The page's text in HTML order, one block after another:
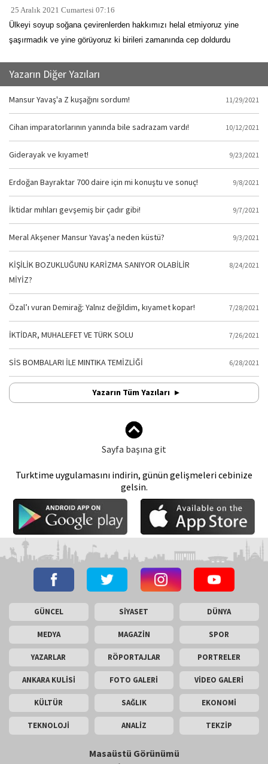
25 Aralık 2021 Cumartesi 07:16
Ülkeyi soyup soğana çevirenlerden hakkımızı helal etmiyoruz yine
şaşırmadık ve yine görüyoruz ki birileri zamanında cep doldurdu
Yazarın Diğer Yazıları
Mansur Yavaş'a Z kuşağını sordum! 11/29/2021
Cihan imparatorlarının yanında bile sadrazam vardı! 10/12/2021
Giderayak ve kıyamet! 9/23/2021
Erdoğan Bayraktar 700 daire için mi konuştu ve sonuç! 9/8/2021
İktidar mıhları gevşemiş bir çadır gibi! 9/7/2021
Meral Akşener Mansur Yavaş'a neden küstü? 9/3/2021
KİŞİLİK BOZUKLUĞUNU KARİZMA SANIYOR OLABİLİR
MİYİZ?
8/24/2021
Özal’ı vuran Demirağ: Yalnız değildim, kıyamet kopar! 7/28/2021
İKTİDAR, MUHALEFET VE TÜRK SOLU 7/26/2021
SİS BOMBALARI İLE MINTIKA TEMİZLİĞİ 6/28/2021
Yazarın Tüm Yazıları
Sayfa başına git
Turktime uygulamasını indirin, günün gelişmeleri cebinize
gelsin.
GÜNCEL SİYASET DÜNYA
MEDYA MAGAZİN SPOR
YAZARLAR RÖPORTAJLAR PORTRELER
ANKARA KULİSİ FOTO GALERİ VİDEO GALERİ
KÜLTÜR SAĞLIK EKONOMİ
TEKNOLOJİ ANALİZ TEKZİP
Masaüstü Görünümü